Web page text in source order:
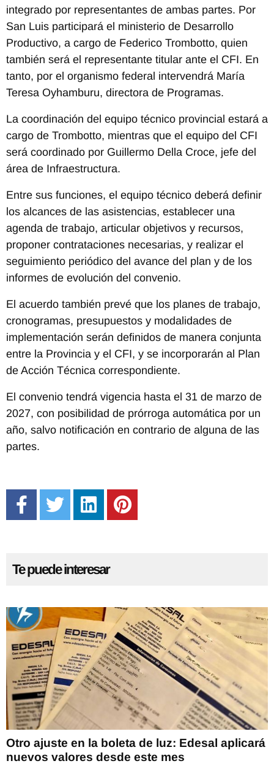
integrado por representantes de ambas partes. Por
San Luis participará el ministerio de Desarrollo
Productivo, a cargo de Federico Trombotto, quien
también será el representante titular ante el CFI. En
tanto, por el organismo federal intervendrá María
Teresa Oyhamburu, directora de Programas.
La coordinación del equipo técnico provincial estará a
cargo de Trombotto, mientras que el equipo del CFI
será coordinado por Guillermo Della Croce, jefe del
área de Infraestructura.
Entre sus funciones, el equipo técnico deberá definir
los alcances de las asistencias, establecer una
agenda de trabajo, articular objetivos y recursos,
proponer contrataciones necesarias, y realizar el
seguimiento periódico del avance del plan y de los
informes de evolución del convenio.
El acuerdo también prevé que los planes de trabajo,
cronogramas, presupuestos y modalidades de
implementación serán definidos de manera conjunta
entre la Provincia y el CFI, y se incorporarán al Plan
de Acción Técnica correspondiente.
El convenio tendrá vigencia hasta el 31 de marzo de
2027, con posibilidad de prórroga automática por un
año, salvo notificación en contrario de alguna de las
partes.
Te puede interesar
Otro ajuste en la boleta de luz: Edesal aplicará
nuevos valores desde este mes